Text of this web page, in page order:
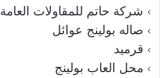
شركة حاتم للمقاولات العامة
صاله بولينج عوائل
قرميد
محل العاب بولينج